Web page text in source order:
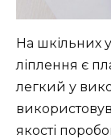
На шкільних
ліплення є
легкий у
якості